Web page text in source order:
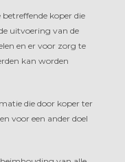
koper die
uitvoering van de
en er voor zorg te
kan worden
die door koper ter
voor een ander doel